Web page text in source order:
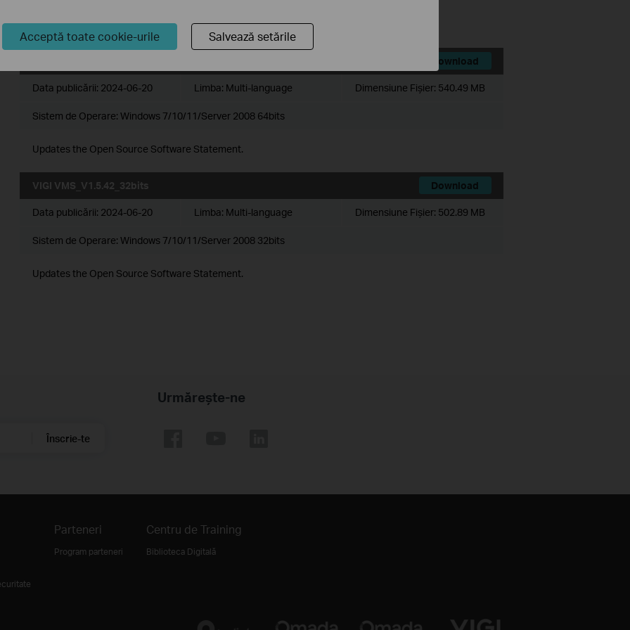
2. Added support for unlimited devices count.
Download
Data publicării: 2024-06-20 Limba: Multi-language Dimensiune Fişier: 540.49 MB
Sistem de Operare: Windows 7/10/11/Server 2008 64bits
Updates the Open Source Software Statement.
VIGI VMS_V1.5.42_32bits Download
Data publicării: 2024-06-20 Limba: Multi-language Dimensiune Fişier: 502.89 MB
Sistem de Operare: Windows 7/10/11/Server 2008 32bits
Updates the Open Source Software Statement.
Înscrie-te
Urmărește-ne
Parteneri
Program parteneri
Centru de Training
Biblioteca Digitală
Acceptă toate cookie-urile Salvează setările